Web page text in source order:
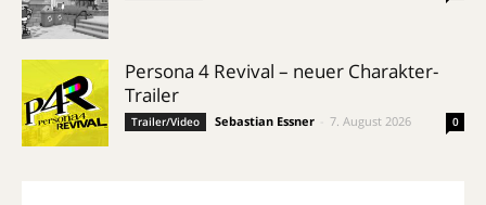
Persona 4 Revival – neuer Charakter-
Trailer
Trailer/Video Sebastian Essner 7. August 2026 0